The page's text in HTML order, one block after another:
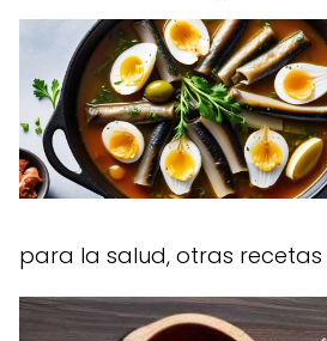
para la salud, otras